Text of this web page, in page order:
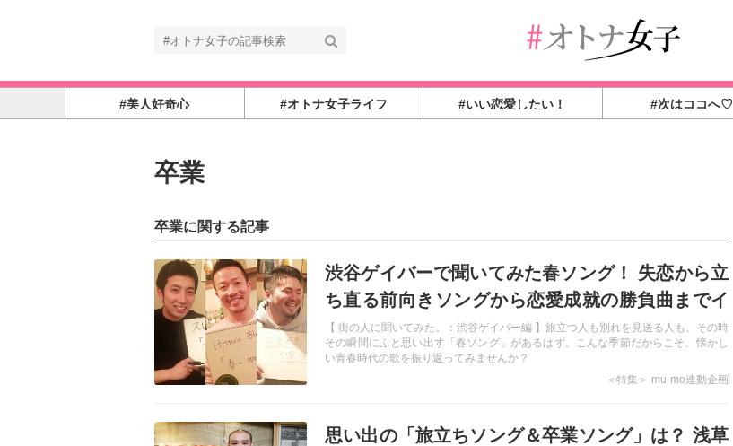
#美人好奇心 #オトナ女子ライフ #いい恋愛したい！ #次はココへ♡
卒業
卒業に関する記事
渋谷ゲイバーで聞いてみた春ソング！ 失恋から立
ち直る前向きソングから恋愛成就の勝負曲までイ
ケメンGAYたちが語る！
【 街の人に聞いてみた。：渋谷ゲイバー編 】旅立つ人も別れを見送る人も、その時
その瞬間にふと思い出す「春ソング」があるはず。こんな季節だからこそ、懐かし
い青春時代の歌を振り返ってみませんか？
＜特集＞ mu-mo連動企画
思い出の「旅立ちソング＆卒業ソング」は？ 浅草